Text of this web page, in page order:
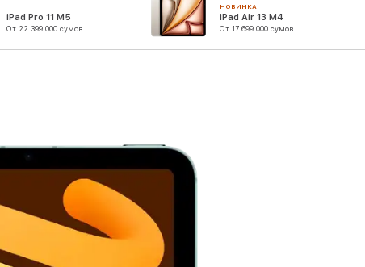
iPad Pro 11 M5
От 22 399 000 сумов
НОВИНКА
iPad Air 13 M4
От 17 699 000 сумов